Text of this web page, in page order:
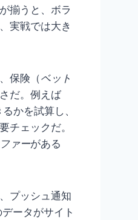
揃うと、ボラ
実戦では大き
保険（ベット
だ。例えば
かを試算し、
チェックだ。
ァーがある
プッシュ通知
ータがサイト